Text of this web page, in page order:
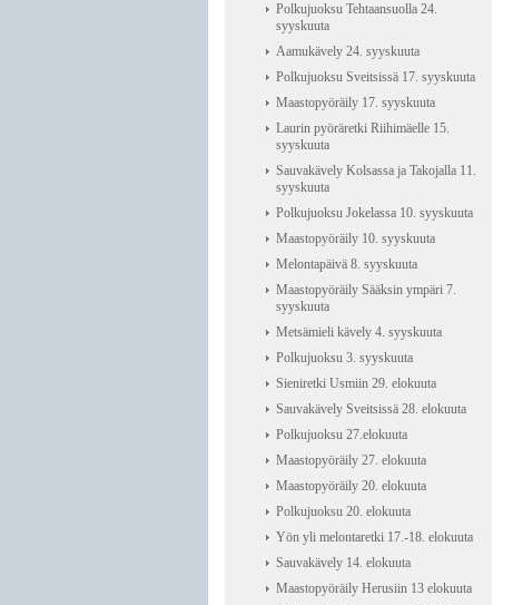
Polkujuoksu Tehtaansuolla 24.
syyskuuta
Aamukävely 24. syyskuuta
Polkujuoksu Sveitsissä 17. syyskuuta
Maastopyöräily 17. syyskuuta
Laurin pyöräretki Riihimäelle 15.
syyskuuta
Sauvakävely Kolsassa ja Takojalla 11.
syyskuuta
Polkujuoksu Jokelassa 10. syyskuuta
Maastopyöräily 10. syyskuuta
Melontapäivä 8. syyskuuta
Maastopyöräily Sääksin ympäri 7.
syyskuuta
Metsämieli kävely 4. syyskuuta
Polkujuoksu 3. syyskuuta
Sieniretki Usmiin 29. elokuuta
Sauvakävely Sveitsissä 28. elokuuta
Polkujuoksu 27.elokuuta
Maastopyöräily 27. elokuuta
Maastopyöräily 20. elokuuta
Polkujuoksu 20. elokuuta
Yön yli melontaretki 17.-18. elokuuta
Sauvakävely 14. elokuuta
Maastopyöräily Herusiin 13 elokuuta